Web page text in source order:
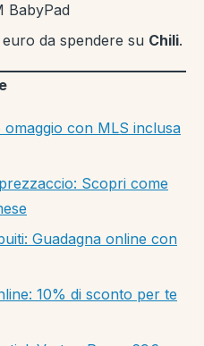
BabyPad
da spendere su Chili.
omaggio con MLS inclusa
Scopri come
Guadagna online con
10% di sconto per te